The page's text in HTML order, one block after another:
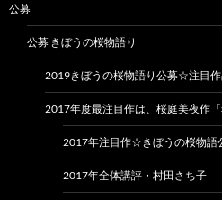
公募
公募 きぼうの桜物語り
2019きぼうの桜物語り公募☆注目
2017年度最注目作は、桜庭美夜作
2017年注目作☆きぼうの桜物語
2017年全体講評・村田さち子